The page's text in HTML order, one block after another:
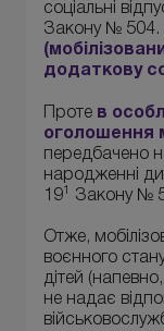
соціальні
Закону № 504.
додаткову
Проте в
оголошення
передбачено
народженні
191 Закону №
Отже,
воєнного
дітей
не надає